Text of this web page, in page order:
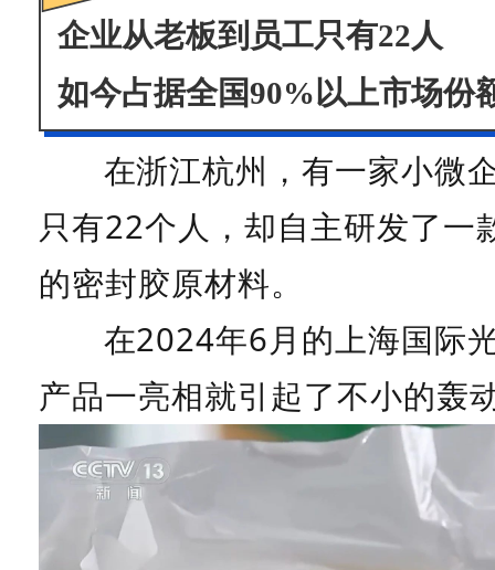
企业从老板到员工只有22人
如今占据全国90%以上市场份
在浙江杭州，有一家小微
只有22个人，却自主研发了一
的密封胶原材料。
在2024年6月的上海国际
产品一亮相就引起了不小的轰